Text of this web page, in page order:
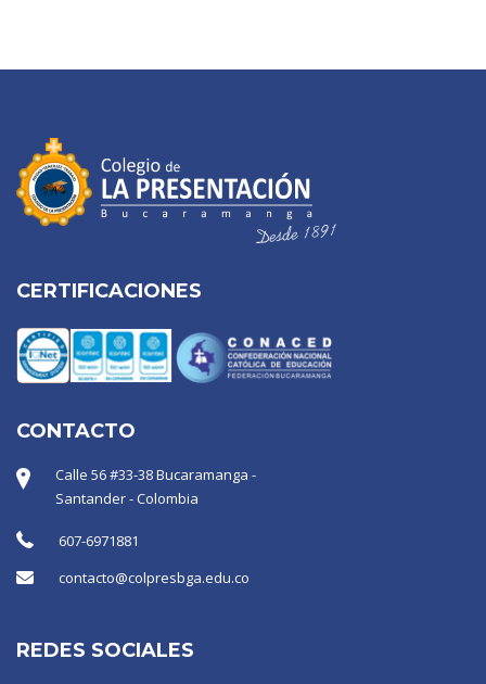
CERTIFICACIONES
CONTACTO
Calle 56 #33-38 Bucaramanga -
Santander - Colombia
607-6971881
contacto@colpresbga.edu.co
REDES SOCIALES